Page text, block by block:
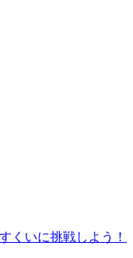
くいに挑戦しよう！